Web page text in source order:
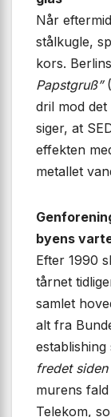
Når
stålkugle,
kors.
Papstgruß”
dril mod
siger, at
effekten
metallet
byens
Efter 1990
tårnet
samlet
alt fra
fredet siden
murens
Telekom,